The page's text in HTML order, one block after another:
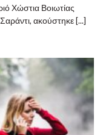
Χώστια Βοιωτίας
ακούστηκε [...]